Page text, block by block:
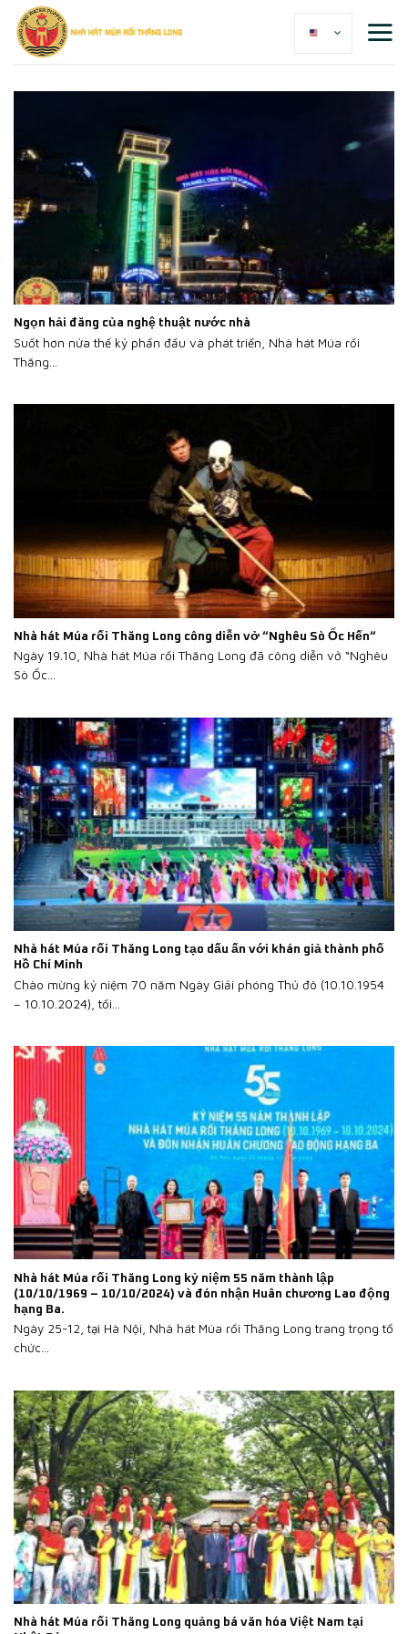
Skip
content
Ngọn hải đăng của nghệ thuật nước nhà
Suốt hơn nửa thế kỷ phấn đấu và phát triển, Nhà hát Múa rối
Thăng...
Nhà hát Múa rối Thăng Long công diễn vở “Nghêu Sò Ốc Hến“
Ngày 19.10, Nhà hát Múa rối Thăng Long đã công diễn vở “Nghêu
Sò Ốc...
Nhà hát Múa rối Thăng Long tạo dấu ấn với khán giả thành phố
Hồ Chí Minh
Chào mừng kỷ niệm 70 năm Ngày Giải phóng Thủ đô (10.10.1954
– 10.10.2024), tối...
Nhà hát Múa rối Thăng Long kỷ niệm 55 năm thành lập
(10/10/1969 – 10/10/2024) và đón nhận Huân chương Lao động
hạng Ba.
Ngày 25-12, tại Hà Nội, Nhà hát Múa rối Thăng Long trang trọng tổ
chức...
Nhà hát Múa rối Thăng Long quảng bá văn hóa Việt Nam tại